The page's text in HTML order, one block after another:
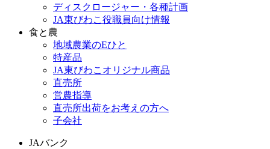
ディスクロージャー・各種計画
JA東びわこ役職員向け情報
食と農
地域農業のEひと
特産品
JA東びわこオリジナル商品
直売所
営農指導
直売所出荷をお考えの方へ
子会社
JAバンク